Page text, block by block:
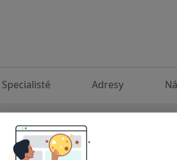
Specialisté Adresy